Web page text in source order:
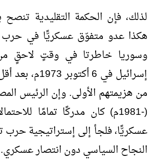
لذلك، فإن الحكمة التقليدية
هكذا عدو متفوّق عسكريًّا في
وسوريا خاطرتا في وقتٍ لاحقٍ
إسرائيل في 6
من هزيمتهم الأولى. وإن الرئيس
(-1981م) كان مدركًا تمامًا
عسكريًّا، فلجأ إلى إستراتيجية
النجاح السياسي دون انتصار عسكري.